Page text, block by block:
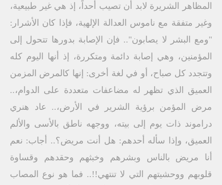
المظاهر الشريرة لابد أن تصيب أحداً، إذ هي غير طبيعية،
وغير متفقة مع ناموس العدالة الإلهية، فإذا كان الأشرار:
"ومع البشر لا يصابون".. فإن الإصابة بدورها تتحول إلى
المؤمنين، وهي إصابة دائمة ومتكررة، إذ أنها اليوم كله
وتتجدد كل صباح، أو في لغة أخرى: إنها كالمرض المزمن
العميق الذي تظهر له مضاعفات متعددة على الدوام،..
مرض المؤمن برؤية الشرير في الأرض،.. عاد هنري
دراموند ذات يوم إلى بيته، ووجهه ناطق بالأسى والألم
العميق، وإذا سأله أحدهم: هل أنت مريض؟.. أجاب: نعم
أنا مريض بالناس وبشرهم وخبثهم وحقدهم وقساوة
قلوبهم ووحشيتهم التي لا تنتهي!!.. فما هو نوع المصاب